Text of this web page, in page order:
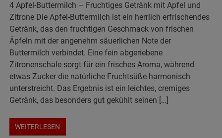
4 Apfel-Buttermilch – Fruchtiges Getränk mit Apfel und
Zitrone Die Apfel-Buttermilch ist ein herrlich erfrischendes
Getränk, das den fruchtigen Geschmack von frischen
Äpfeln mit der angenehm säuerlichen Note der
Buttermilch verbindet. Eine fein abgeriebene
Zitronenschale sorgt für ein frisches Aroma, während
etwas Zucker die natürliche Fruchtsüße harmonisch
unterstreicht. Das Ergebnis ist ein leichtes, cremiges
Getränk, das besonders gut gekühlt seinen […]
WEITERLESEN